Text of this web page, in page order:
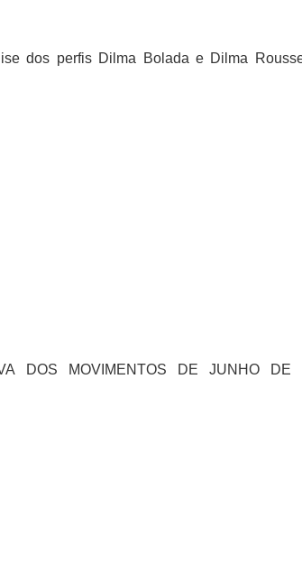
dos perfis Dilma Bolada e Dilma
DOS MOVIMENTOS DE JUNHO DE